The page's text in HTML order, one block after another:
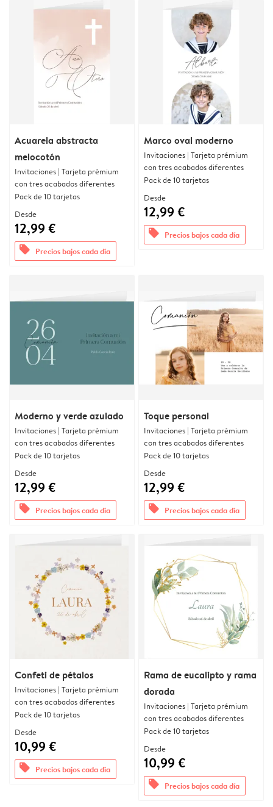
Acuarela abstracta
melocotón
Invitaciones | Tarjeta prémium
con tres acabados diferentes
Pack de 10 tarjetas
Desde
12,99 €
offers Precios bajos cada día
Marco oval moderno
Invitaciones | Tarjeta prémium
con tres acabados diferentes
Pack de 10 tarjetas
Desde
12,99 €
offers Precios bajos cada día
Moderno y verde azulado
Invitaciones | Tarjeta prémium
con tres acabados diferentes
Pack de 10 tarjetas
Desde
12,99 €
offers Precios bajos cada día
Toque personal
Invitaciones | Tarjeta prémium
con tres acabados diferentes
Pack de 10 tarjetas
Desde
12,99 €
offers Precios bajos cada día
Confeti de pétalos
Invitaciones | Tarjeta prémium
con tres acabados diferentes
Pack de 10 tarjetas
Desde
10,99 €
offers Precios bajos cada día
Rama de eucalipto y rama
dorada
Invitaciones | Tarjeta prémium
con tres acabados diferentes
Pack de 10 tarjetas
Desde
10,99 €
offers Precios bajos cada día